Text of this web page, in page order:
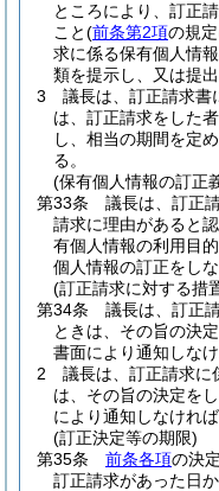
ところにより、訂正
こと(前条第2項の規
求に係る保有個人情
類を提示し、又は提
3
議長は、訂正請求書
は、訂正請求をした者
し、相当の期間を定
る。
(保有個人情報の訂正
第33条
議長は、訂正
請求に理由があると
有個人情報の利用目
個人情報の訂正をし
(訂正請求に対する措
第34条
議長は、訂正
ときは、その旨の決
書面により通知しなけ
2
議長は、訂正請求に
は、その旨の決定を
により通知しなければ
(訂正決定等の期限)
第35条
前条各項の決定
訂正請求があった日